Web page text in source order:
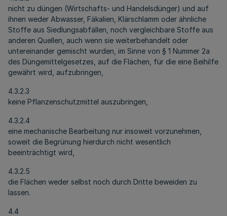
nicht zu düngen (Wirtschafts- und Handelsdünger) und auf
ihnen weder Abwasser, Fäkalien, Klärschlamm oder ähnliche
Stoffe aus Siedlungsabfällen, noch vergleichbare Stoffe aus
anderen Quellen, auch wenn sie weiterbehandelt oder
untereinander gemischt wurden, im Sinne von § 1 Nummer 2a
des Düngemittelgesetzes, auf die Flächen, für die eine Beihilfe
gewährt wird, aufzubringen,
4.3.2.3
keine Pflanzenschutzmittel auszubringen,
4.3.2.4
eine mechanische Bearbeitung nur insoweit vorzunehmen,
soweit die Begrünung hierdurch nicht wesentlich
beeinträchtigt wird,
4.3.2.5
die Flächen weder selbst noch durch Dritte beweiden zu
lassen.
4.4